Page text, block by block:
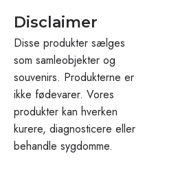
Disclaimer
Disse produkter sælges
som samleobjekter og
souvenirs. Produkterne er
ikke fødevarer. Vores
produkter kan hverken
kurere, diagnosticere eller
behandle sygdomme.